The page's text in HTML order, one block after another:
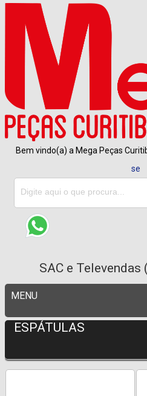
Bem vindo(a) a Mega Peças
se
SAC e
ESPÁTULAS